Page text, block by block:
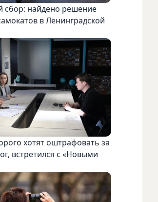
сбор: найдено решение
в Ленинградской
хотят оштрафовать за
встретился с «Новыми